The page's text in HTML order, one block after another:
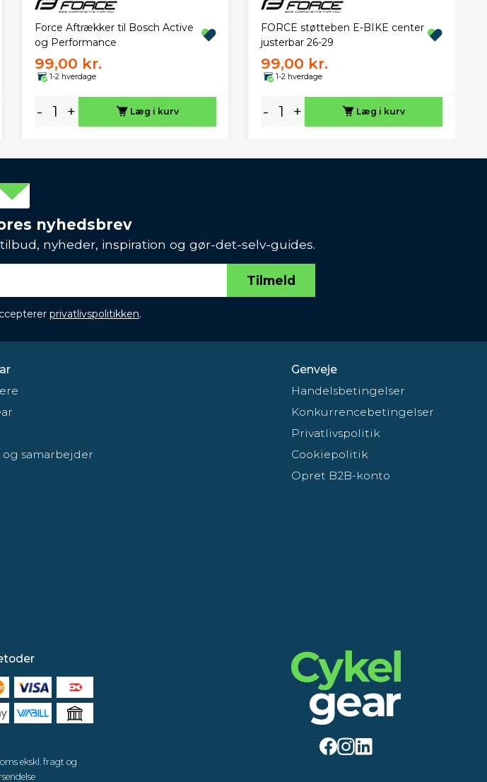
Force Aftrækker til Bosch Active
og Performance
99,00 kr.
1-2 hverdage
- + Læg i kurv
FORCE støtteben E-BIKE center
justerbar 26-29
99,00 kr.
1-2 hverdage
- + Læg i kurv
nyhedsbrev
nyheder, inspiration og gør-det-selv-guides.
Tilmeld
privatlivspolitikken.
og samarbejder
Genveje
Handelsbetingelser
Konkurrencebetingelser
Privatlivspolitik
Cookiepolitik
Opret B2B-konto
ekskl. fragt og